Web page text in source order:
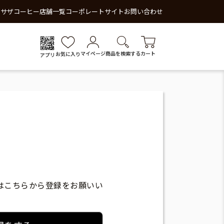
ザコーヒー店舗一覧コーポレートサイトお問い合わせ
アプリ お気に入り マイページ商品を検索するカート
ちらから登録をお願いい